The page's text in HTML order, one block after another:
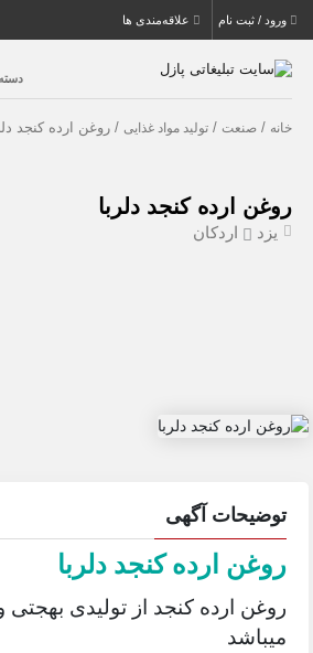
ورود / ثبت نام علاقه‌مندی ها
خانه /صنعت /تولید مواد غذایی / روغن ارده کنجد
روغن ارده کنجد دلربا
یزد اردکان
توضیحات آگهی
روغن ارده کنجد دلربا
روغن ارده کنجد از تولیدی بهجتی
میباشد